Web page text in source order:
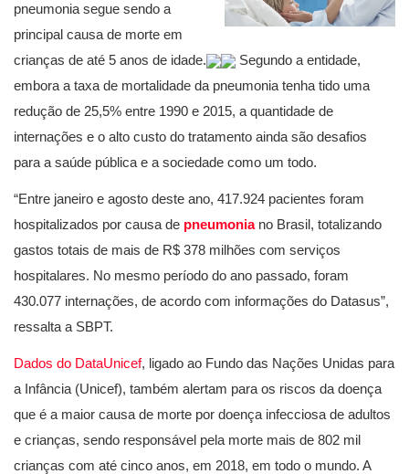
pneumonia segue sendo a
principal causa de morte em
crianças de até 5 anos de idade.
Segundo a entidade,
embora a taxa de mortalidade da pneumonia tenha tido uma
redução de 25,5% entre 1990 e 2015, a quantidade de
internações e o alto custo do tratamento ainda são desafios
para a saúde pública e a sociedade como um todo.
“Entre janeiro e agosto deste ano, 417.924 pacientes foram
hospitalizados por causa de pneumonia no Brasil, totalizando
gastos totais de mais de R$ 378 milhões com serviços
hospitalares. No mesmo período do ano passado, foram
430.077 internações, de acordo com informações do Datasus”,
ressalta a SBPT.
Dados do DataUnicef, ligado ao Fundo das Nações Unidas para
a Infância (Unicef), também alertam para os riscos da doença
que é a maior causa de morte por doença infecciosa de adultos
e crianças, sendo responsável pela morte mais de 802 mil
crianças com até cinco anos, em 2018, em todo o mundo. A